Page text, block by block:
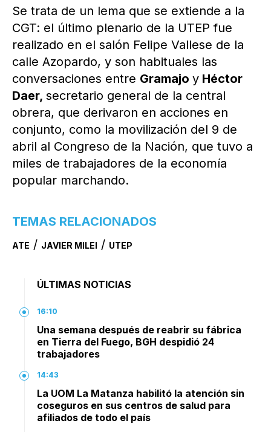
Se trata de un lema que se extiende a la
CGT: el último plenario de la UTEP fue
realizado en el salón Felipe Vallese de la
calle Azopardo, y son habituales las
conversaciones entre Gramajo y Héctor
Daer, secretario general de la central
obrera, que derivaron en acciones en
conjunto, como la movilización del 9 de
abril al Congreso de la Nación, que tuvo a
miles de trabajadores de la economía
popular marchando.
TEMAS RELACIONADOS
ATE / JAVIER MILEI / UTEP
ÚLTIMAS NOTICIAS
16:10
Una semana después de reabrir su fábrica
en Tierra del Fuego, BGH despidió 24
trabajadores
14:43
La UOM La Matanza habilitó la atención sin
coseguros en sus centros de salud para
afiliados de todo el país